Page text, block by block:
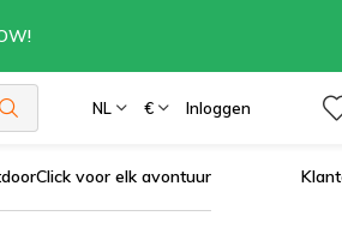
NL € Inloggen
voor elk avontuur